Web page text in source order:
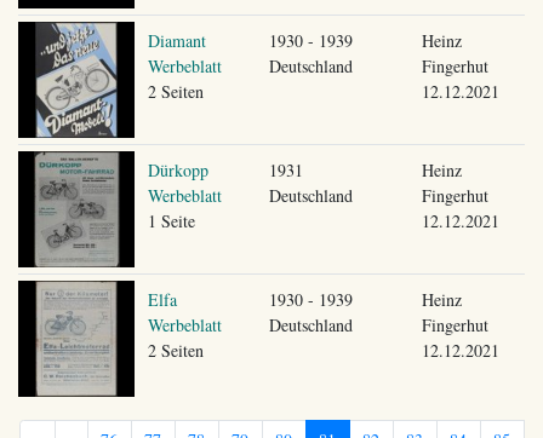
Diamant
Werbeblatt
2 Seiten
1930 - 1939
Deutschland
Heinz
Fingerhut
12.12.2021
Dürkopp
Werbeblatt
1 Seite
1931
Deutschland
Heinz
Fingerhut
12.12.2021
Elfa
Werbeblatt
2 Seiten
1930 - 1939
Deutschland
Heinz
Fingerhut
12.12.2021